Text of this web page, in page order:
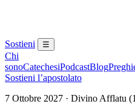
Sostieni ☰
Chi
sonoCatechesiPodcastBlog
Sostieni l’apostolato
7 Ottobre 2027 · Divino Afflatu